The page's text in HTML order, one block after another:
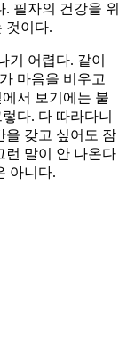
필자의 건강을 위
것이다.
기 어렵다. 같이
마음을 비우고
서 보기에는 불
다. 다 따라다니
을 갖고 싶어도 잠
런 말이 안 나온다
아니다.